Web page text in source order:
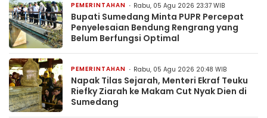
PEMERINTAHAN Rabu, 05 Agu 2026 23:37 WIB
Bupati Sumedang Minta PUPR Percepat
Penyelesaian Bendung Rengrang yang
Belum Berfungsi Optimal
PEMERINTAHAN Rabu, 05 Agu 2026 20:48 WIB
Napak Tilas Sejarah, Menteri Ekraf Teuku
Riefky Ziarah ke Makam Cut Nyak Dien di
Sumedang